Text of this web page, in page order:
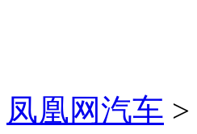
凤凰网汽车 >